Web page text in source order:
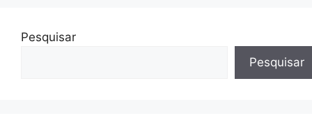
Pesquisar
Pesquisar